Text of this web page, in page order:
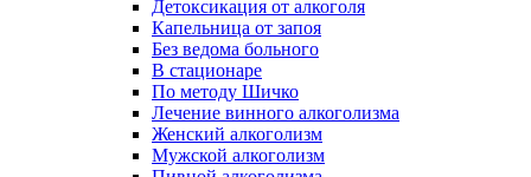
Детоксикация от алкоголя
Капельница от запоя
Без ведома больного
В стационаре
По методу Шичко
Лечение винного алкоголизма
Женский алкоголизм
Мужской алкоголизм